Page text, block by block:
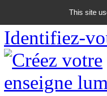
06 18 42 08
Identifiez-
This site